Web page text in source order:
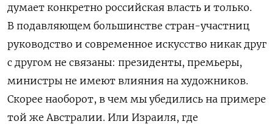
думает конкретно российская власть и только.
В подавляющем большинстве стран-участниц
руководство и современное искусство никак друг
с другом не связаны: президенты, премьеры,
министры не имеют влияния на художников.
Скорее наоборот, в чем мы убедились на примере
той же Австралии. Или Израиля, где